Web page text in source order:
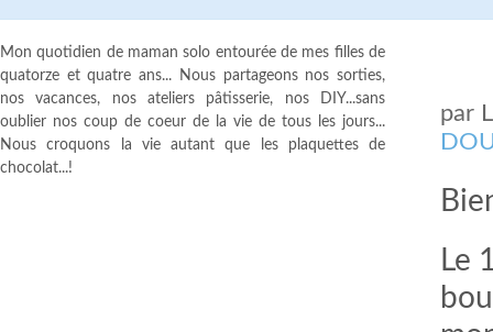
par
Le
Mon quotidien de maman solo entourée de mes filles de
quatorze et quatre ans... Nous partageons nos sorties,
nos vacances, nos ateliers pâtisserie, nos DIY...sans
oublier nos coup de coeur de la vie de tous les jours...
Nous croquons la vie autant que les plaquettes de
chocolat...!